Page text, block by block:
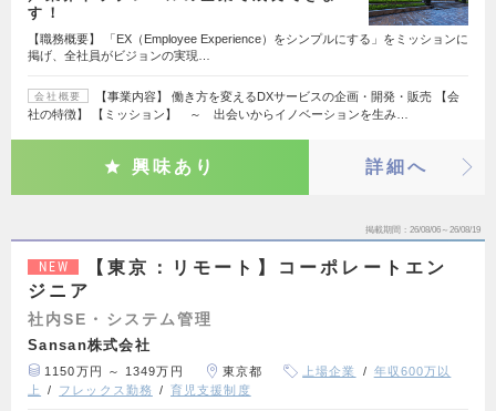
す！
【職務概要】 「EX（Employee Experience）をシンプルにする」をミッションに
掲げ、全社員がビジョンの実現…
会社概要
【事業内容】 働き方を変えるDXサービスの企画・開発・販売 【会
社の特徴】 【ミッション】 ～ 出会いからイノベーションを生み…
興味あり 詳細へ
掲載期間 26/08/06～26/08/19
NEW
【東京：リモート】コーポレートエン
ジニア
社内SE・システム管理
Sansan株式会社
1150万円 ～ 1349万円 東京都 上場企業
年収600万以
上
フレックス勤務 育児支援制度